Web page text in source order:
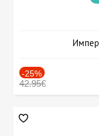
-25%
42.95€